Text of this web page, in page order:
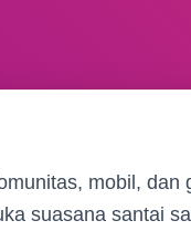
mobil,
suasana santai